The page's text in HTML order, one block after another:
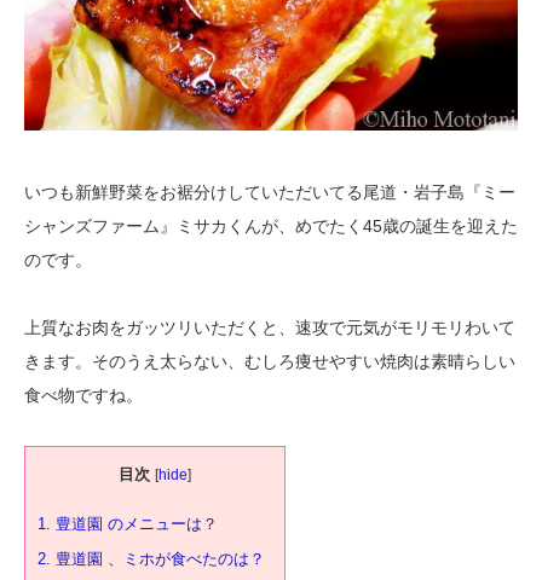
いつも新鮮野菜をお裾分けしていただいてる尾道・岩子島『ミー
シャンズファーム』ミサカくんが、めでたく45歳の誕生を迎えた
のです。
上質なお肉をガッツリいただくと、速攻で元気がモリモリわいて
きます。そのうえ太らない、むしろ痩せやすい焼肉は素晴らしい
食べ物ですね。
目次 [hide]
1. 豊道園 のメニューは？
2. 豊道園 、ミホが食べたのは？